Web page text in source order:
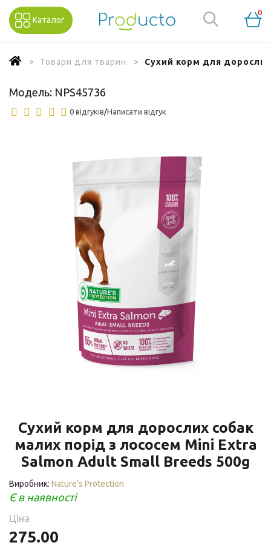
Каталог
0
Товари для тварин Сухий корм для
Модель: NPS45736
0 відгуків/Написати відгук
Сухий корм для дорослих собак
малих порід з лососем Mini Extra
Salmon Adult Small Breeds 500g
Виробник: Nature's Protection
Є в наявності
Ціна
275.00